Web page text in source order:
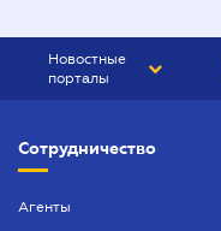
Новостные
порталы
БИЗНЕС
Сотрудничество
Агенты